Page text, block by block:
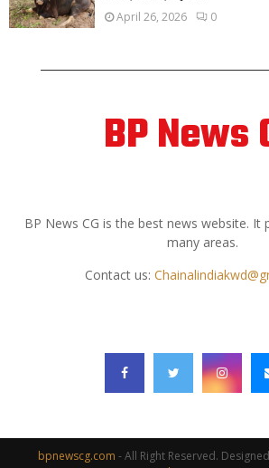
April 26, 2026 0
BP News
BP News CG is the best news website. It
many areas.
Contact us:
bpnewscg.com - All Right Reserved.